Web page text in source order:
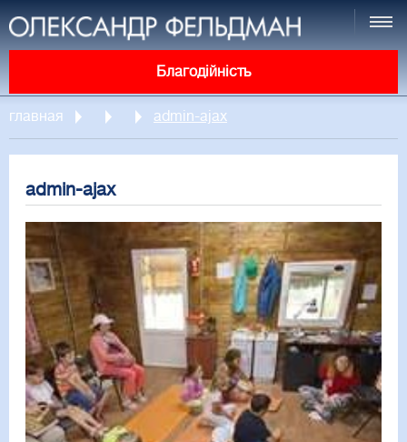
Благодійність
главная admin-ajax
admin-ajax